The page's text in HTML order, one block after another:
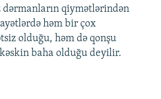
dərmanların qiymətlərindən
həm bir çox
olduğu, həm də qonşu
baha olduğu deyilir.